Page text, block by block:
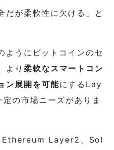
だが柔軟性に欠ける」と
うにビットコインのセ
より 柔軟なスマートコン
ン展開を可能にするLay
の市場ニーズがありま
Ethereum Layer2、Sol